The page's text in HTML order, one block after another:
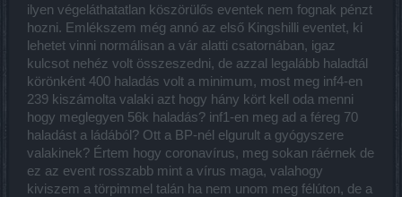
ilyen végeláthatatlan köszörülős eventek nem fognak pénzt
hozni. Emlékszem még annó az első Kingshilli eventet, ki
lehetet vinni normálisan a vár alatti csatornában, igaz
kulcsot nehéz volt összeszedni, de azzal legalább haladtál
körönként 400 haladás volt a minimum, most meg inf4-en
239 kiszámolta valaki azt hogy hány kört kell oda menni
hogy meglegyen 56k haladás? inf1-en meg ad a féreg 70
haladást a ládából? Ott a BP-nél elgurult a gyógyszere
valakinek? Értem hogy coronavírus, meg sokan ráérnek de
ez az event rosszabb mint a vírus maga, valahogy
kiviszem a törpimmel talán ha nem unom meg félúton, de a